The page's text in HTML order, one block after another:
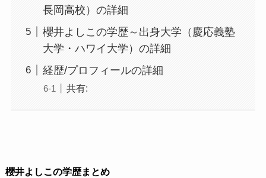
長岡高校）の詳細
櫻井よしこの学歴～出身大学（慶応義塾
大学・ハワイ大学）の詳細
経歴/プロフィールの詳細
共有:
櫻井よしこの学歴まとめ